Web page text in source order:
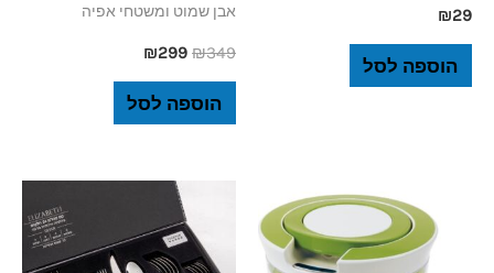
₪29
הוספה לסל
אבן שמוט ומשטחי אפיה
₪349
₪299
הוספה לסל